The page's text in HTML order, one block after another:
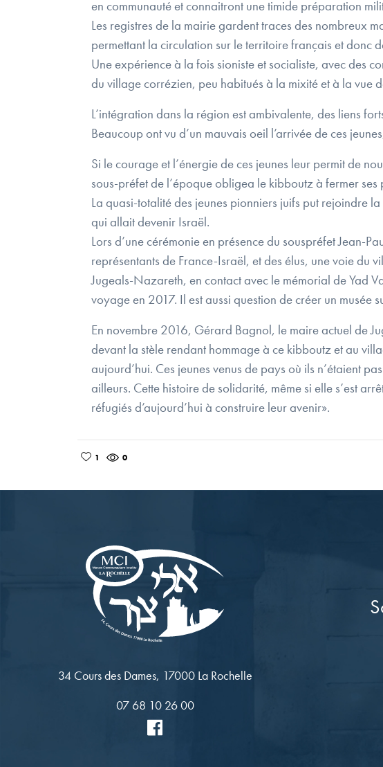
en communauté et connaitront une timide préparation
Les registres de la mairie gardent traces des nombreux
permettant la circulation sur le territoire français et donc
Une expérience à la fois sioniste et socialiste, avec des
du village corrézien, peu habitués à la mixité et à la vue
L’intégration dans la région est ambivalente, des liens
Beaucoup ont vu d’un mauvais oeil l’arrivée de ces
Si le courage et l’énergie de ces jeunes leur permit de
sous-préfet de l’époque obligea le kibboutz à fermer ses
La quasi-totalité des jeunes pionniers juifs put rejoindre
qui allait devenir Israël.
Lors d’une cérémonie en présence du souspréfet Jean-
représentants de France-Israël, et des élus, une voie du
Jugeals-Nazareth, en contact avec le mémorial de Yad
voyage en 2017. Il est aussi question de créer un musée
En novembre 2016, Gérard Bagnol, le maire actuel de
devant la stèle rendant hommage à ce kibboutz et au
aujourd’hui. Ces jeunes venus de pays où ils n’étaient
ailleurs. Cette histoire de solidarité, même si elle s’est
réfugiés d’aujourd’hui à construire leur avenir».
1
0
34 Cours des Dames, 17000 La Rochelle
07 68 10 26 00